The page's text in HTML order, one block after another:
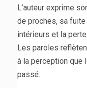
L’auteur exprime
de proches, sa
intérieurs et la
Les paroles
à la perception que
passé.